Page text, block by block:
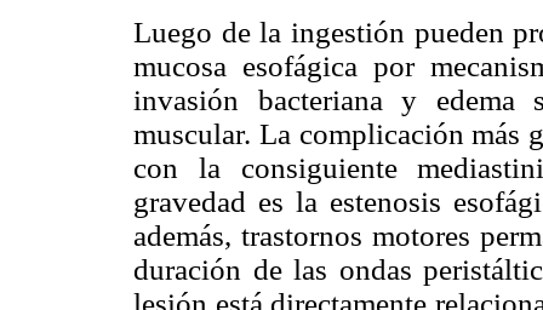
Luego de la ingestión pueden
mucosa esofágica por
invasión bacteriana y edema
muscular. La complicación más
con la consiguiente
gravedad es la estenosis
además, trastornos motores
duración de las ondas
lesión está directamente